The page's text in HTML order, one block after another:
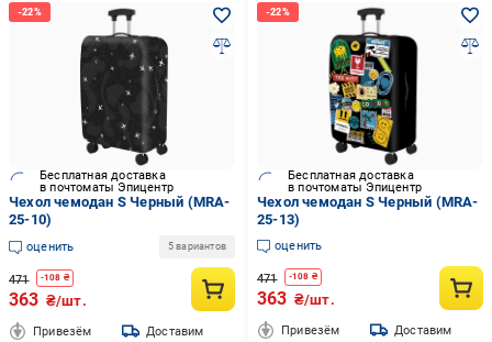
Бесплатная доставка
в почтоматы Эпицентр
Чехол чемодан S Черный (MRA-
25-10)
оценить 5 вариантов
471 -108 ₴
363 ₴/шт.
Привезём Доставим
Бесплатная доставка
в почтоматы Эпицентр
Чехол чемодан S Черный (MRA-
25-13)
оценить
471 -108 ₴
363 ₴/шт.
Привезём Доставим